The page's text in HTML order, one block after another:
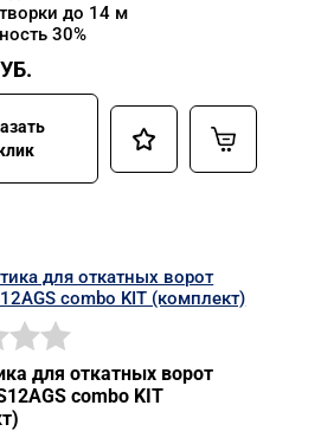
до 14 м
30%
для откатных ворот
combo KIT